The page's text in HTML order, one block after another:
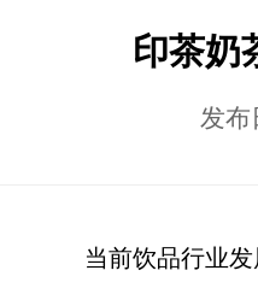
印茶奶
发布
当前饮品行业发